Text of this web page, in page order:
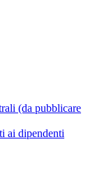
(da pubblicare
ai dipendenti